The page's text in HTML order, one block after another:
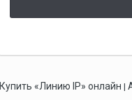
Купить «Линию IP» онлайн |